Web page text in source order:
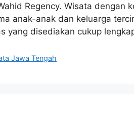
Regency. Wisata dengan
anak-anak dan keluarga
yang disediakan cukup
Jawa Tengah